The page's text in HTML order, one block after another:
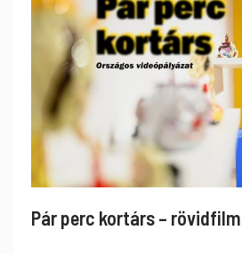
Pár perc kortárs –